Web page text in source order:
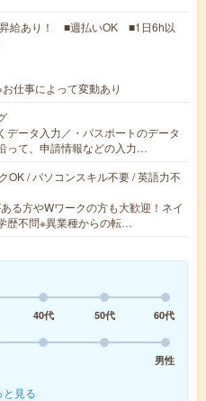
給あり！ ■週払いOK ■1日6h以
仕事によって変動あり
データ入力／・パスポートのデータ
って、申請情報などの入力…
OK / パソコンスキル不要 / 英語力不
る方やWワークの方も大歓迎！ネイ
歴不問※異業種からの転…
40代 50代
60代
男性
と見る